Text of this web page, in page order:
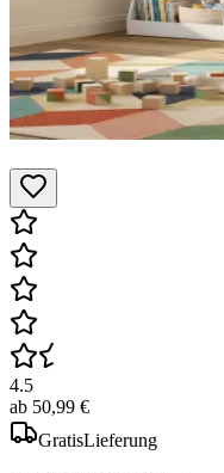
4.5
ab 50,99 €
GratisLieferung